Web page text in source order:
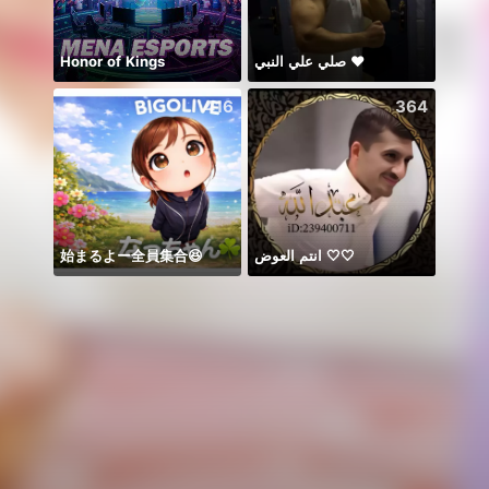
Honor of Kings صلي علي النبي ♥️
416
始まるよー全員集合😆
364
انتم العوض 🤍🤍